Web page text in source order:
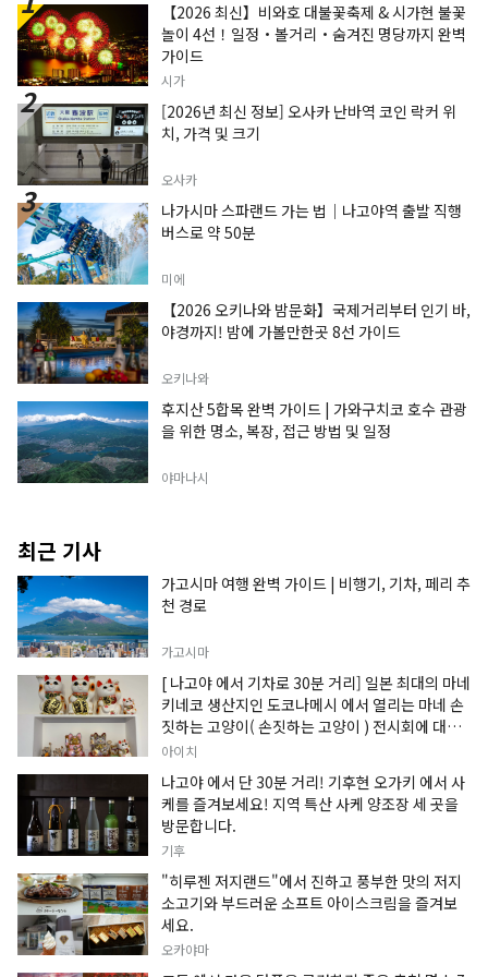
【2026 최신】비와호 대불꽃축제 & 시가현 불꽃
놀이 4선！일정・볼거리・숨겨진 명당까지 완벽
가이드
시가
[2026년 최신 정보] 오사카 난바역 코인 락커 위
치, 가격 및 크기
오사카
나가시마 스파랜드 가는 법｜나고야역 출발 직행
버스로 약 50분
미에
【2026 오키나와 밤문화】국제거리부터 인기 바,
야경까지! 밤에 가볼만한곳 8선 가이드
오키나와
후지산 5합목 완벽 가이드 | 가와구치코 호수 관광
을 위한 명소, 복장, 접근 방법 및 일정
야마나시
최근 기사
가고시마 여행 완벽 가이드 | 비행기, 기차, 페리 추
천 경로
가고시마
[ 나고야 에서 기차로 30분 거리] 일본 최대의 마네
키네코 생산지인 도코나메시 에서 열리는 마네 손
짓하는 고양이( 손짓하는 고양이 ) 전시회에 대한
정보입니다.
아이치
나고야 에서 단 30분 거리! 기후현 오가키 에서 사
케를 즐겨보세요! 지역 특산 사케 양조장 세 곳을
방문합니다.
기후
"히루젠 저지랜드"에서 진하고 풍부한 맛의 저지
소고기와 부드러운 소프트 아이스크림을 즐겨보
세요.
오카야마